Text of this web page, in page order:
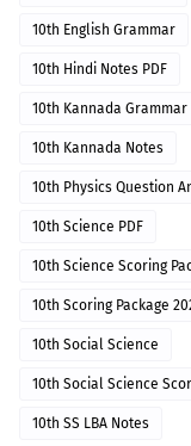
10th English Grammar
10th Hindi Notes PDF
10th Kannada Grammar
10th Kannada Notes
10th Physics Question
10th Science PDF
10th Science Scoring
10th Scoring Package
10th Social Science
10th Social Science
10th SS LBA Notes